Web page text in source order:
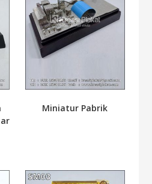
Miniatur Pabrik